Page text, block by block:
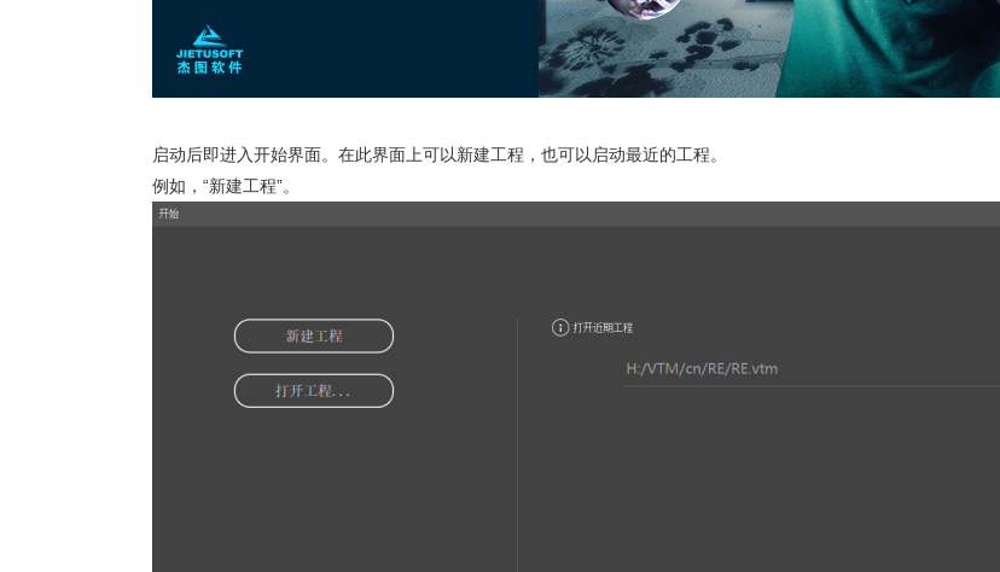
启动后即进入开始界面。在此界面上可以新建工程，也可以启动最近的工程。
例如，“新建工程”。